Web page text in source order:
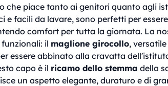
che piace tanto ai genitori quanto agli
facili da lavare, sono perfetti per
comfort per tutta la giornata. La
il maglione girocollo,
essere abbinato alla cravatta
capo è il ricamo dello stemma della
un aspetto elegante, duraturo e di